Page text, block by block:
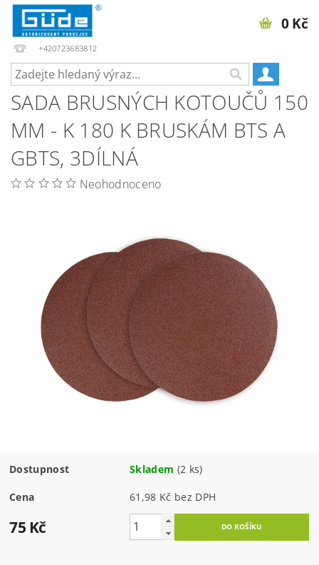
+420723683812
0 Kč
SADA BRUSNÝCH KOTOUČŮ 150
MM - K 180 K BRUSKÁM BTS A
GBTS, 3DÍLNÁ
Neohodnoceno
Dostupnost Skladem (2 ks)
Cena 61,98 Kč bez DPH
75 Kč